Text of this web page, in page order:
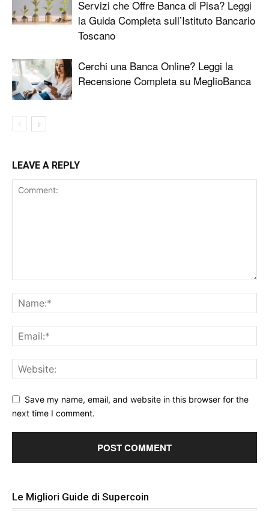
Servizi che Offre Banca di Pisa? Leggi
la Guida Completa sull’Istituto Bancario
Toscano
Cerchi una Banca Online? Leggi la
Recensione Completa su MeglioBanca
LEAVE A REPLY
Save my name, email, and website in this browser for the
next time I comment.
Le Migliori Guide di Supercoin